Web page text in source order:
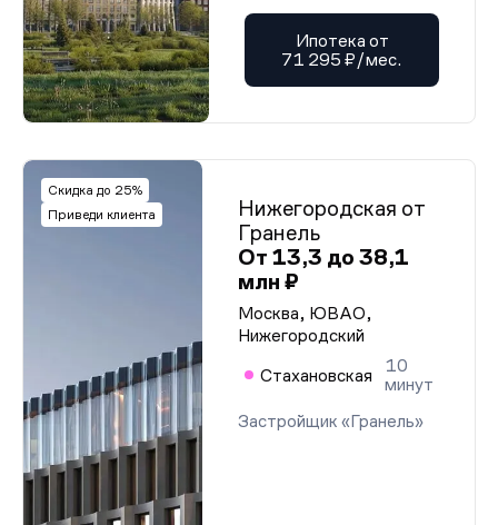
Ипотека от
71 295 ₽/мес.
Скидка до 25%
Приведи клиента
Нижегородская от
Гранель
От 13,3 до 38,1
млн ₽
Москва, ЮВАО,
Нижегородский
Стахановская
10
минут
Застройщик «Гранель»